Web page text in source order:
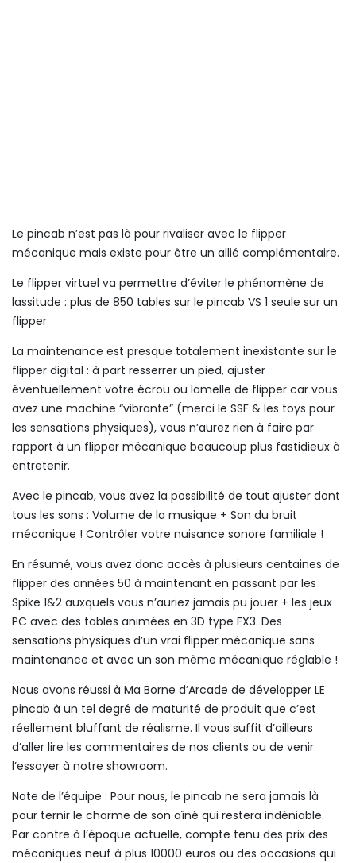
Le pincab n’est pas là pour rivaliser avec le flipper
mécanique mais existe pour être un allié complémentaire.
Le flipper virtuel va permettre d’éviter le phénomène de
lassitude : plus de 850 tables sur le pincab VS 1 seule sur un
flipper
La maintenance est presque totalement inexistante sur le
flipper digital : à part resserrer un pied, ajuster
éventuellement votre écrou ou lamelle de flipper car vous
avez une machine “vibrante” (merci le SSF & les toys pour
les sensations physiques), vous n’aurez rien à faire par
rapport à un flipper mécanique beaucoup plus fastidieux à
entretenir.
Avec le pincab, vous avez la possibilité de tout ajuster dont
tous les sons : Volume de la musique + Son du bruit
mécanique ! Contrôler votre nuisance sonore familiale !
En résumé, vous avez donc accès à plusieurs centaines de
flipper des années 50 à maintenant en passant par les
Spike 1&2 auxquels vous n’auriez jamais pu jouer + les jeux
PC avec des tables animées en 3D type FX3. Des
sensations physiques d’un vrai flipper mécanique sans
maintenance et avec un son même mécanique réglable !
Nous avons réussi à Ma Borne d’Arcade de développer LE
pincab à un tel degré de maturité de produit que c’est
réellement bluffant de réalisme. Il vous suffit d’ailleurs
d’aller lire les commentaires de nos clients ou de venir
l’essayer à notre showroom.
Note de l’équipe : Pour nous, le pincab ne sera jamais là
pour ternir le charme de son aîné qui restera indéniable.
Par contre à l’époque actuelle, compte tenu des prix des
mécaniques neuf à plus 10000 euros ou des occasions qui